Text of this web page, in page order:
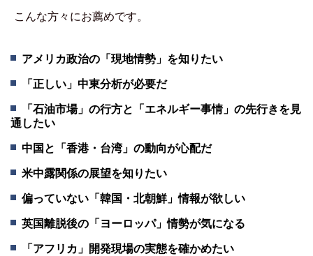
こんな方々にお薦めです。
アメリカ政治の「現地情勢」を知りたい
「正しい」中東分析が必要だ
「石油市場」の行方と「エネルギー事情」の先行きを見
通したい
中国と「香港・台湾」の動向が心配だ
米中露関係の展望を知りたい
偏っていない「韓国・北朝鮮」情報が欲しい
英国離脱後の「ヨーロッパ」情勢が気になる
「アフリカ」開発現場の実態を確かめたい